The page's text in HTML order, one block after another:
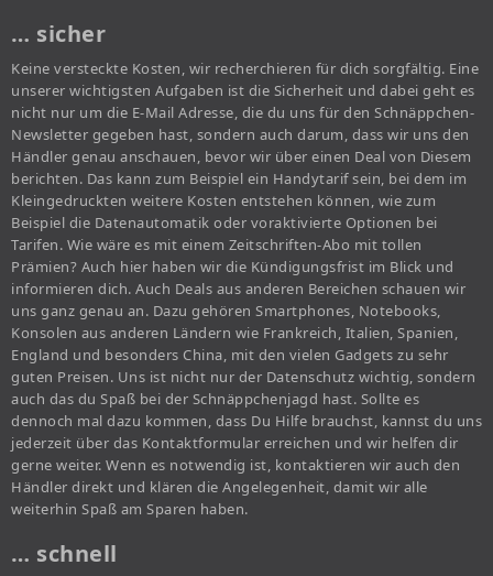
… sicher
Keine versteckte Kosten, wir recherchieren für dich sorgfältig. Eine
unserer wichtigsten Aufgaben ist die Sicherheit und dabei geht es
nicht nur um die E-Mail Adresse, die du uns für den Schnäppchen-
Newsletter gegeben hast, sondern auch darum, dass wir uns den
Händler genau anschauen, bevor wir über einen Deal von Diesem
berichten. Das kann zum Beispiel ein Handytarif sein, bei dem im
Kleingedruckten weitere Kosten entstehen können, wie zum
Beispiel die Datenautomatik oder voraktivierte Optionen bei
Tarifen. Wie wäre es mit einem Zeitschriften-Abo mit tollen
Prämien? Auch hier haben wir die Kündigungsfrist im Blick und
informieren dich. Auch Deals aus anderen Bereichen schauen wir
uns ganz genau an. Dazu gehören Smartphones, Notebooks,
Konsolen aus anderen Ländern wie Frankreich, Italien, Spanien,
England und besonders China, mit den vielen Gadgets zu sehr
guten Preisen. Uns ist nicht nur der Datenschutz wichtig, sondern
auch das du Spaß bei der Schnäppchenjagd hast. Sollte es
dennoch mal dazu kommen, dass Du Hilfe brauchst, kannst du uns
jederzeit über das Kontaktformular erreichen und wir helfen dir
gerne weiter. Wenn es notwendig ist, kontaktieren wir auch den
Händler direkt und klären die Angelegenheit, damit wir alle
weiterhin Spaß am Sparen haben.
… schnell